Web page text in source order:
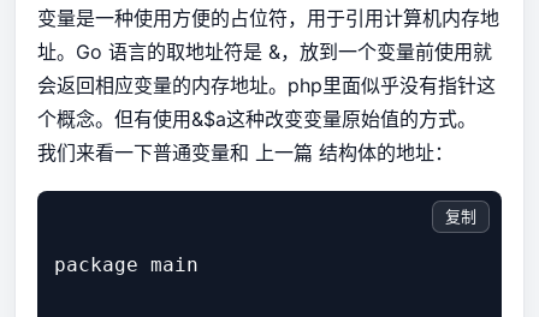
变量是一种使用方便的占位符，用于引用计算机内存地
址。Go 语言的取地址符是 &，放到一个变量前使用就
会返回相应变量的内存地址。php里面似乎没有指针这
个概念。但有使用&$a这种改变变量原始值的方式。
我们来看一下普通变量和 上一篇 结构体的地址：
package main
复制